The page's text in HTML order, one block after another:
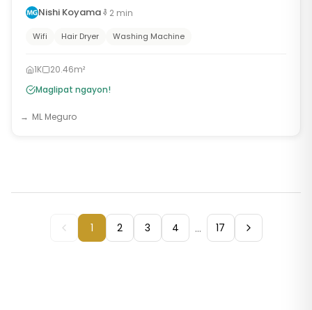
Nishi Koyama
2 min
Wifi Hair Dryer Washing Machine
1K
20.46m²
Maglipat ngayon!
ML Meguro
1 2 3 4 ... 17